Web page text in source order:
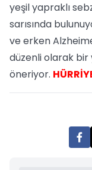
yeşil yapraklı
sarısında
ve erken
düzenli olarak
öneriyor.